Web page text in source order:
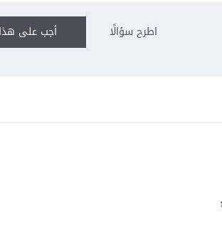
أجب على اطرح سؤالًا